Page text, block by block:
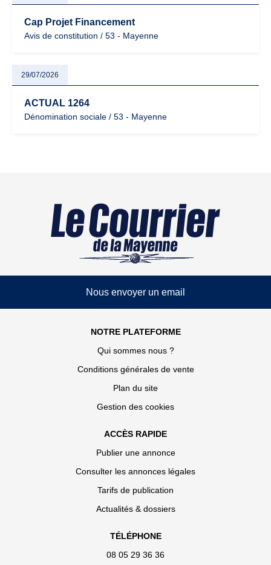
Cap Projet Financement
Avis de constitution / 53 - Mayenne
29/07/2026
ACTUAL 1264
Dénomination sociale / 53 - Mayenne
Nous envoyer un email
NOTRE PLATEFORME
Qui sommes nous ?
Conditions générales de vente
Plan du site
Gestion des cookies
ACCÈS RAPIDE
Publier une annonce
Consulter les annonces légales
Tarifs de publication
Actualités & dossiers
TÉLÉPHONE
08 05 29 36 36